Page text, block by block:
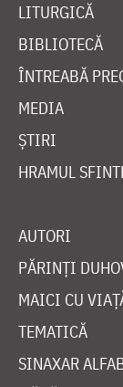
LITURGICĂ
BIBLIOTECĂ
ÎNTREABĂ
MEDIA
ȘTIRI
HRAMUL
AUTORI
PĂRINȚI
MAICI CU
TEMATICĂ
SINAXAR